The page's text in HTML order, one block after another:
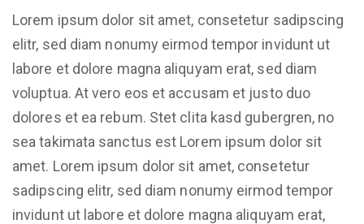
Lorem ipsum dolor sit amet, consetetur sadipscing
elitr, sed diam nonumy eirmod tempor invidunt ut
labore et dolore magna aliquyam erat, sed diam
voluptua. At vero eos et accusam et justo duo
dolores et ea rebum. Stet clita kasd gubergren, no
sea takimata sanctus est Lorem ipsum dolor sit
amet. Lorem ipsum dolor sit amet, consetetur
sadipscing elitr, sed diam nonumy eirmod tempor
invidunt ut labore et dolore magna aliquyam erat,